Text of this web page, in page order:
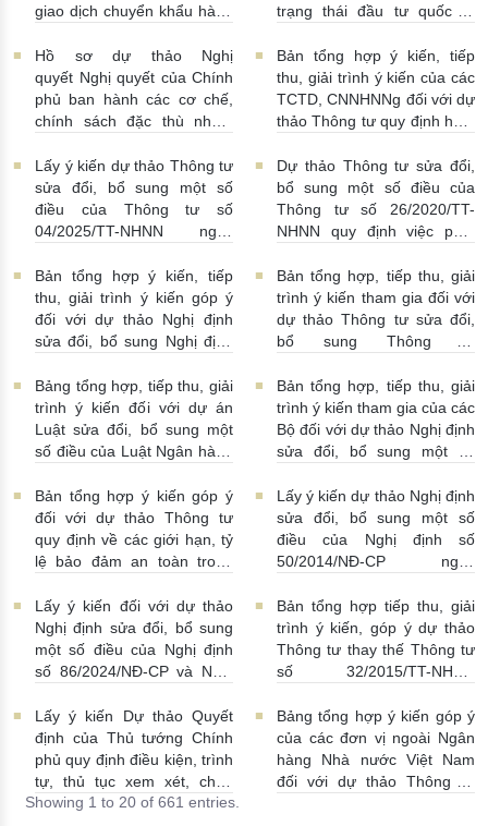
giao dịch chuyển khẩu hàng
trạng thái đầu tư quốc tế
15:00:00
Hồ sơ dự thảo Nghị
quyết Nghị quyết của Chính
phủ ban hành các cơ chế,
chính sách đặc thù nhằm
pháp luật về phòng, chống
rửa tiền nhằm đáp ứng yêu
cầu cấp bách trong thực
hiện cam kết quốc tế về trao
về thuế
22/07/2026 |
14:54:00
Bản tổng hợp ý kiến, tiếp
thu, giải trình ý kiến của các
TCTD, CNNHNNg đối với dự
thảo Thông tư quy định hoạt
nhận tiền gửi, mua, bán có
kỳ hạn GTCG giữa các
TCTD, CNNHNNg
20/07/2026 | 09:32:00
Lấy ý kiến dự thảo Thông tư
sửa đổi, bổ sung một số
điều của Thông tư số
04/2025/TT-NHNN ngày
định thời hạn lưu trữ hồ sơ,
tài liệu ngành Ngân hàng
16/07/2026 | 10:00:00
Dự thảo Thông tư sửa đổi,
bổ sung một số điều của
Thông tư số 26/2020/TT-
NHNN quy định việc phát
của Ngân hàng Nhà nước
16/07/2026 | 09:41:00
Bản tổng hợp ý kiến, tiếp
thu, giải trình ý kiến góp ý
đối với dự thảo Nghị định
sửa đổi, bổ sung Nghị định
13/07/2026 | 16:00:00
Bản tổng hợp, tiếp thu, giải
trình ý kiến tham gia đối với
dự thảo Thông tư sửa đổi,
bổ sung Thông tư
13/07/2026 | 02:19:00
Bảng tổng hợp, tiếp thu, giải
trình ý kiến đối với dự án
Luật sửa đổi, bổ sung một
số điều của Luật Ngân hàng
Phòng, chống rửa tiền và
Luật Các tổ chức tín dụng
08/07/2026 | 11:21:00
Bản tổng hợp, tiếp thu, giải
trình ý kiến tham gia của các
Bộ đối với dự thảo Nghị định
sửa đổi, bổ sung một số
58/2021/NĐ-CP
07/07/2026
| 15:01:00
Bản tổng hợp ý kiến góp ý
đối với dự thảo Thông tư
quy định về các giới hạn, tỷ
lệ bảo đảm an toàn trong
thương mại, chi nhánh ngân
hàng nước ngoài
25/06/2026 | 16:00:00
Lấy ý kiến dự thảo Nghị định
sửa đổi, bổ sung một số
điều của Nghị định số
50/2014/NĐ-CP ngày
ngoại hối nhà nước
23/06/2026 | 08:00:00
Lấy ý kiến đối với dự thảo
Nghị định sửa đổi, bổ sung
một số điều của Nghị định
số 86/2024/NĐ-CP và Nghị
22/06/2026 | 09:13:00
Bản tổng hợp tiếp thu, giải
trình ý kiến, góp ý dự thảo
Thông tư thay thế Thông tư
số 32/2015/TT-NHNN
Lấy ý kiến Dự thảo Quyết
định của Thủ tướng Chính
phủ quy định điều kiện, trình
tự, thủ tục xem xét, chấp
thuận cho Tổ chức kinh tế
Bảng tổng hợp ý kiến góp ý
của các đơn vị ngoài Ngân
hàng Nhà nước Việt Nam
đối với dự thảo Thông tư
Showing 1 to 20 of 661 entries.